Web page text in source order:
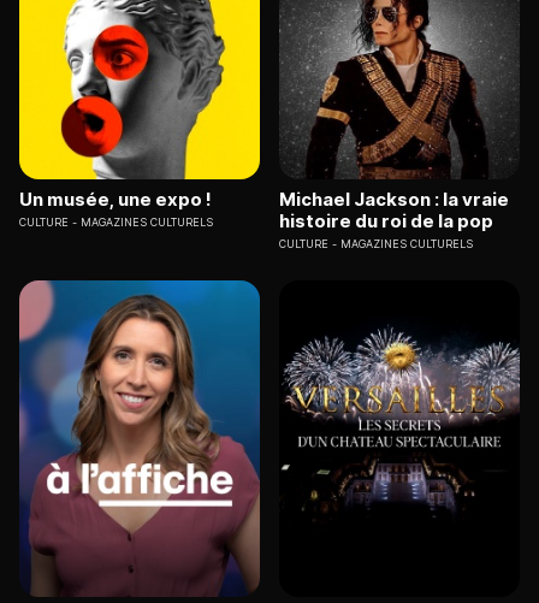
Un musée, une expo !
CULTURE MAGAZINES CULTURELS
Michael Jackson : la vraie
histoire du roi de la pop
CULTURE MAGAZINES CULTURELS